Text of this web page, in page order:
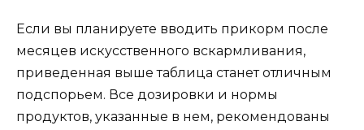
Если вы планируете вводить прикорм после
месяцев искусственного вскармливания,
приведенная выше таблица станет отличным
подспорьем. Все дозировки и нормы
продуктов, указанные в нем, рекомендованы